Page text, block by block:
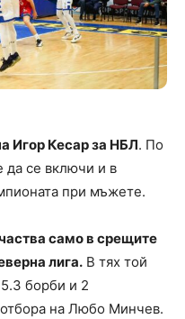
Игор Кесар за НБЛ. По
се включи и в
при мъжете.
само в срещите
лига. В тях той
борби и 2
на Любо Минчев.